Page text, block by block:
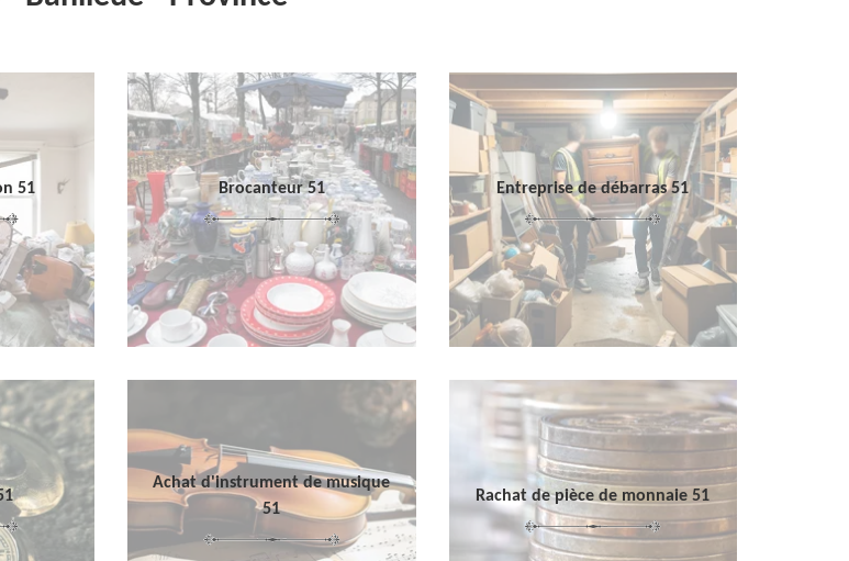
51 Brocanteur 51 Entreprise de débarras 51
Achat d'instrument de musique
51
Rachat de pièce de monnaie 51